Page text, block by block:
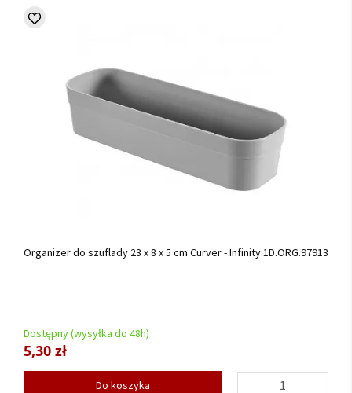
Organizer do szuflady 23 x 8 x 5 cm Curver - Infinity 1D.ORG.97913
Dostępny (wysyłka do 48h)
5,30 zł
Do koszyka